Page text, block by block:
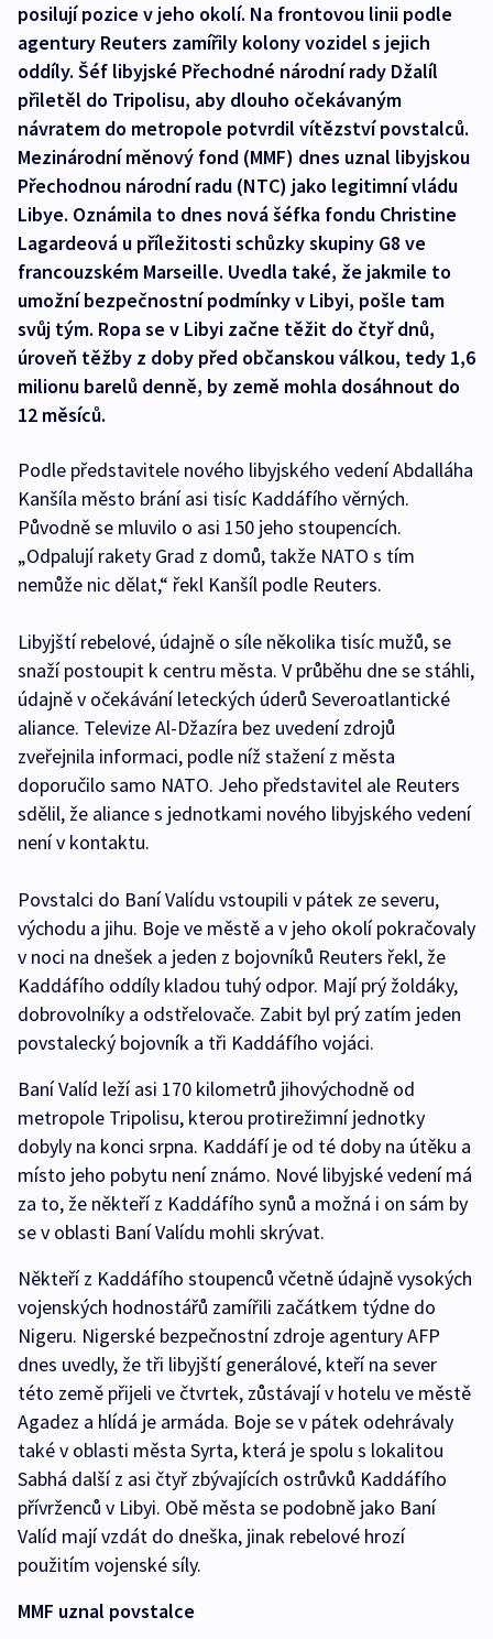
posilují pozice v jeho okolí. Na frontovou linii podle
agentury Reuters zamířily kolony vozidel s jejich
oddíly. Šéf libyjské Přechodné národní rady Džalíl
přiletěl do Tripolisu, aby dlouho očekávaným
návratem do metropole potvrdil vítězství povstalců.
Mezinárodní měnový fond (MMF) dnes uznal libyjskou
Přechodnou národní radu (NTC) jako legitimní vládu
Libye. Oznámila to dnes nová šéfka fondu Christine
Lagardeová u příležitosti schůzky skupiny G8 ve
francouzském Marseille. Uvedla také, že jakmile to
umožní bezpečnostní podmínky v Libyi, pošle tam
svůj tým. Ropa se v Libyi začne těžit do čtyř dnů,
úroveň těžby z doby před občanskou válkou, tedy 1,6
milionu barelů denně, by země mohla dosáhnout do
12 měsíců.
Podle představitele nového libyjského vedení Abdalláha
Kanšíla město brání asi tisíc Kaddáfího věrných.
Původně se mluvilo o asi 150 jeho stoupencích.
„Odpalují rakety Grad z domů, takže NATO s tím
nemůže nic dělat,“ řekl Kanšíl podle Reuters.
Libyjští rebelové, údajně o síle několika tisíc mužů, se
snaží postoupit k centru města. V průběhu dne se stáhli,
údajně v očekávání leteckých úderů Severoatlantické
aliance. Televize Al-Džazíra bez uvedení zdrojů
zveřejnila informaci, podle níž stažení z města
doporučilo samo NATO. Jeho představitel ale Reuters
sdělil, že aliance s jednotkami nového libyjského vedení
není v kontaktu.
Povstalci do Baní Valídu vstoupili v pátek ze severu,
východu a jihu. Boje ve městě a v jeho okolí pokračovaly
v noci na dnešek a jeden z bojovníků Reuters řekl, že
Kaddáfího oddíly kladou tuhý odpor. Mají prý žoldáky,
dobrovolníky a odstřelovače. Zabit byl prý zatím jeden
povstalecký bojovník a tři Kaddáfího vojáci.
Baní Valíd leží asi 170 kilometrů jihovýchodně od
metropole Tripolisu, kterou protirežimní jednotky
dobyly na konci srpna. Kaddáfí je od té doby na útěku a
místo jeho pobytu není známo. Nové libyjské vedení má
za to, že někteří z Kaddáfího synů a možná i on sám by
se v oblasti Baní Valídu mohli skrývat.
Někteří z Kaddáfího stoupenců včetně údajně vysokých
vojenských hodnostářů zamířili začátkem týdne do
Nigeru. Nigerské bezpečnostní zdroje agentury AFP
dnes uvedly, že tři libyjští generálové, kteří na sever
této země přijeli ve čtvrtek, zůstávají v hotelu ve městě
Agadez a hlídá je armáda. Boje se v pátek odehrávaly
také v oblasti města Syrta, která je spolu s lokalitou
Sabhá další z asi čtyř zbývajících ostrůvků Kaddáfího
přívrženců v Libyi. Obě města se podobně jako Baní
Valíd mají vzdát do dneška, jinak rebelové hrozí
použitím vojenské síly.
MMF uznal povstalce